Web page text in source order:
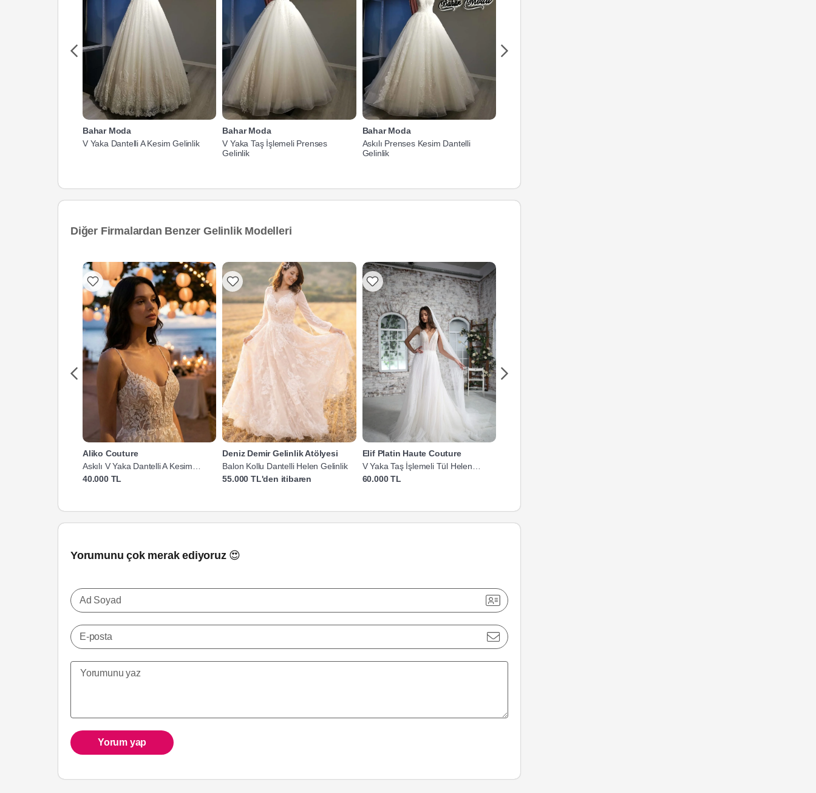
Bahar Moda
V Yaka Dantelli A Kesim Gelinlik
Bahar Moda
V Yaka Taş İşlemeli Prenses
Gelinlik
Bahar Moda
Askılı Prenses Kesim Dantelli
Gelinlik
Diğer Firmalardan Benzer Gelinlik Modelleri
Aliko Couture
Askılı V Yaka Dantelli A Kesim
Gelinlik
40.000 TL
Deniz Demir Gelinlik Atölyesi
Balon Kollu Dantelli Helen Gelinlik
55.000 TL'den itibaren
Elif Platin Haute Couture
V Yaka Taş İşlemeli Tül Helen
Gelinlik
60.000 TL
Yorumunu çok merak ediyoruz 😍
Ad Soyad
E-posta
Yorum yap